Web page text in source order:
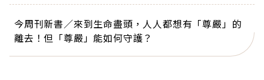
今周刊新書／來到生命盡頭，人人都想有「尊嚴」的
離去！但「尊嚴」能如何守護？